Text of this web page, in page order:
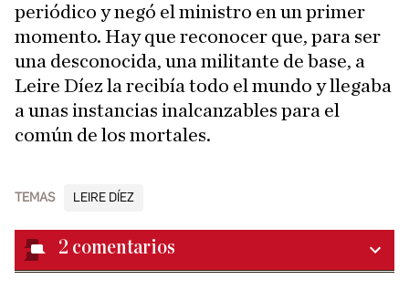
periódico y negó el ministro en un primer
momento. Hay que reconocer que, para ser
una desconocida, una militante de base, a
Leire Díez la recibía todo el mundo y llegaba
a unas instancias inalcanzables para el
común de los mortales.
TEMAS LEIRE DÍEZ
2 comentarios